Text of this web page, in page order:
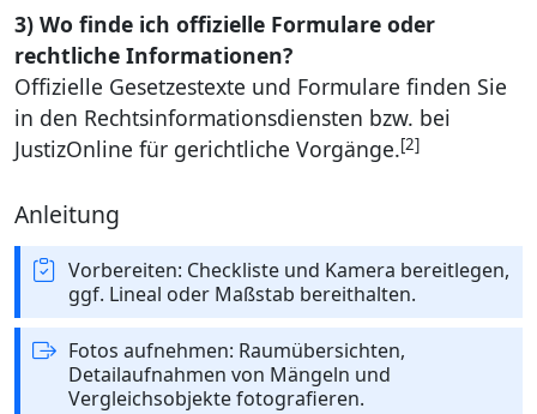
3) Wo finde ich offizielle Formulare oder
rechtliche Informationen?
Offizielle Gesetzestexte und Formulare finden Sie
in den Rechtsinformationsdiensten bzw. bei
JustizOnline für gerichtliche Vorgänge.[2]
Anleitung
Vorbereiten: Checkliste und Kamera bereitlegen,
ggf. Lineal oder Maßstab bereithalten.
Fotos aufnehmen: Raumübersichten,
Detailaufnahmen von Mängeln und
Vergleichsobjekte fotografieren.